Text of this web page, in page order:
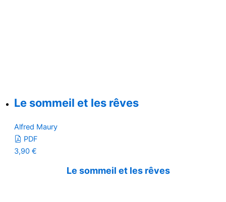
Le sommeil et les rêves
Alfred Maury
PDF
3,90 €
Le sommeil et les rêves